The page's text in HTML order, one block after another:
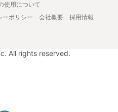
使用について
ーポリシー 会社概要
採用情報
All rights reserved.